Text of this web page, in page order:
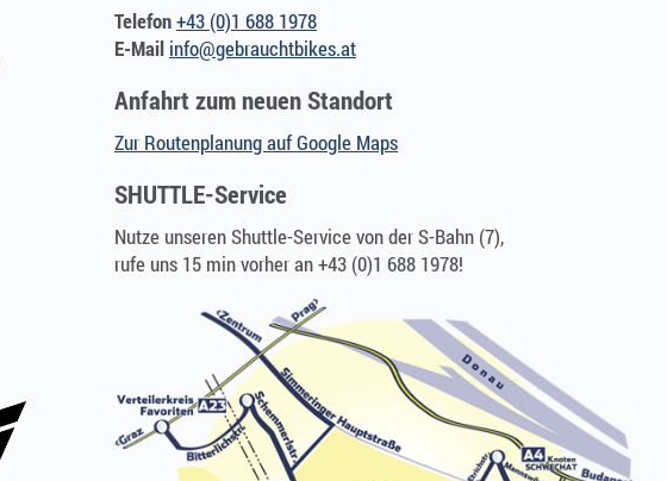
Telefon+43 (0)1 688 1978
E-Mail info@gebrauchtbikes.at
Anfahrt zum neuen Standort
Zur Routenplanung auf Google Maps
SHUTTLE-Service
Nutze unseren Shuttle-Service von der S-Bahn (7),
rufe uns 15 min vorher an +43 (0)1 688 1978!